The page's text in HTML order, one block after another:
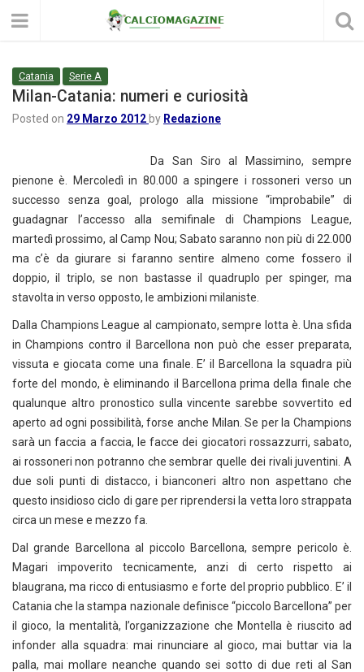
Catania Serie A
Milan-Catania: numeri e curiosità
Posted on 29 Marzo 2012 by Redazione
Da San Siro al Massimino, sempre
pienone è. Mercoledì in 80.000 a spingere i rossoneri verso un
successo senza goal, prologo alla missione “improbabile” di
guadagnar l’accesso alla semifinale di Champions League,
martedì prossimo, al Camp Nou; Sabato saranno non più di 22.000
ma c’è da giurare si faranno sentire almeno come fossero il
doppio, il triplo, se non bastasse il quadruplo per spinger, ma
stavolta in verso opposto, le ambizioni milaniste.
Dalla Champions League al campionato, sempre lotta è. Una sfida
in Champions contro il Barcellona non può che esser preparata,
vissuta e giocata come una finale. E’ il Barcellona la squadra più
forte del mondo, è eliminando il Barcellona prima della finale che
qualunque altro pronostico sulla vincente sarebbe sovvertito ed
aperto ad ogni possibilità, forse anche Milan. Se per la Champions
sarà un faccia a faccia, le facce dei giocatori rossazzurri, sabato,
ai rossoneri non potranno che sembrar quelle dei rivali juventini. A
due soli punti di distacco, i bianconeri altro non aspettano che
questo insidioso ciclo di gare per riprendersi la vetta loro strappata
circa un mese e mezzo fa.
Dal grande Barcellona al piccolo Barcellona, sempre pericolo è.
Magari impoverito tecnicamente, anzi di certo rispetto ai
blaugrana, ma ricco di entusiasmo e forte del proprio pubblico. E’ il
Catania che la stampa nazionale definisce “piccolo Barcellona” per
il gioco, la mentalità, l’organizzazione che Montella è riuscito ad
infonder alla squadra: mai rinunciare al gioco, mai buttar via la
palla, mai mollare neanche quando sei sotto di due reti al San